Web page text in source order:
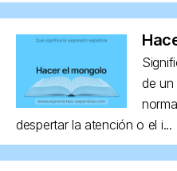
de un
despertar la atención o el i...